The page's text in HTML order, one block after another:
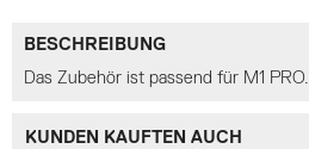
BESCHREIBUNG
Das Zubehör ist passend für M1 PRO.
KUNDEN KAUFTEN AUCH